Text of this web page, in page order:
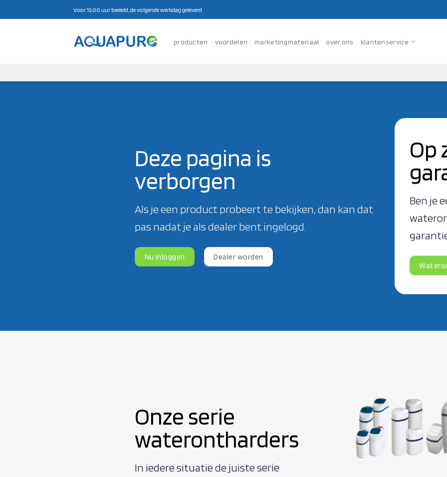
naar
Voor 15:00 uur besteld, de volgende werkdag geleverd
producten voordelen marketingmateriaal over ons klantenservice
Deze pagina is
verborgen
Als je een product probeert te bekijken, dan kan dat
pas nadat je als dealer bent ingelogd.
Nu inloggen Dealer worden
Op
Ben je
Onze serie
waterontharders
In iedere situatie de juiste serie